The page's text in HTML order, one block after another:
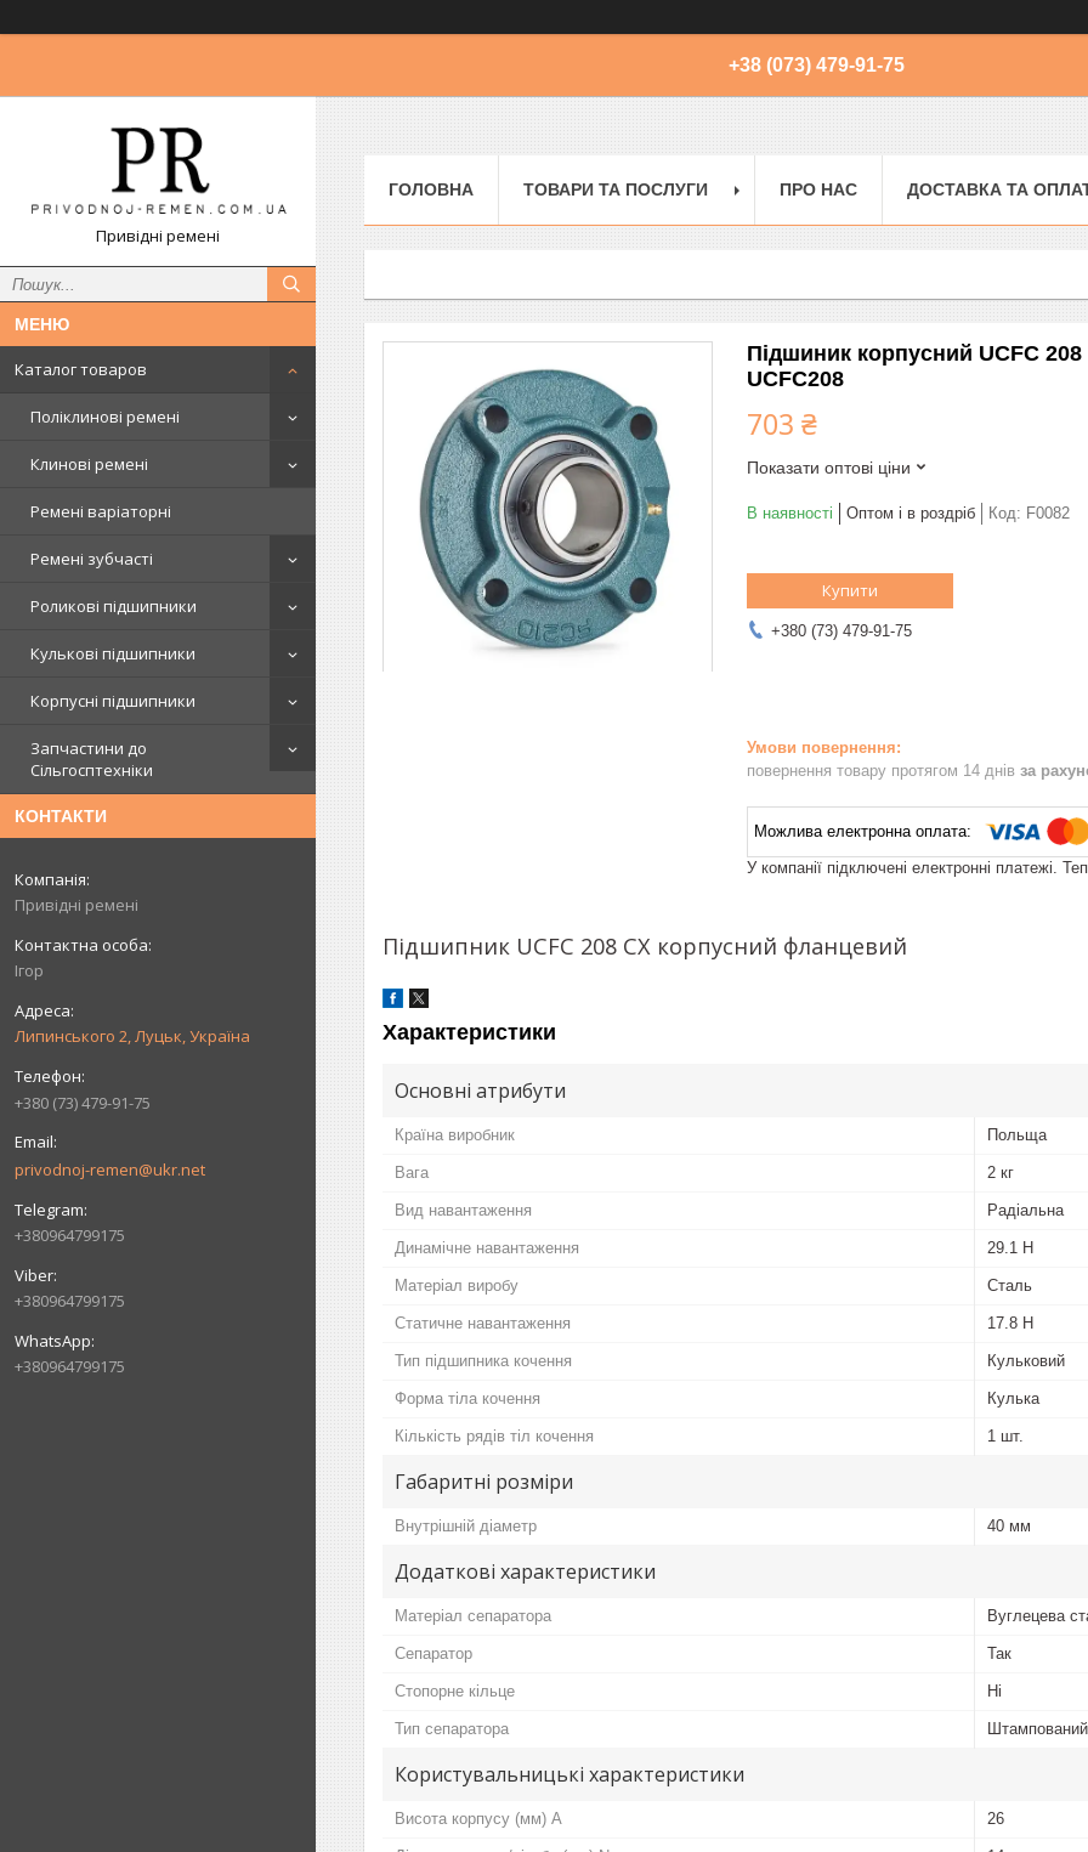
+38 (073) 479-91-75
Привідні ремені
Каталог товаров
Поліклинові ремені
Клинові ремені
Ремені варіаторні
Ремені зубчасті
Роликові підшипники
Кулькові підшипники
Корпусні підшипники
Запчастини до
Сільгосптехніки
КОНТАКТИ
Привідні ремені
Ігор
Липинського 2, Луцьк, Україна
+380 (73) 479-91-75
privodnoj-remen@ukr.net
+380964799175
+380964799175
+380964799175
ГОЛОВНА ТОВАРИ ТА ПОСЛУГИ ПРО НАС ДОСТАВКА ТА
Підшиник корпусний UCFC
UCFC208
703 ₴
Показати оптові ціни
В наявності Оптом і в роздріб Код: F0082
Купити
+380 (73) 479-91-75
повернення товару протягом 14 днів за
У компанії підключені електронні платежі.
Підшипник UCFC 208 СХ корпусний фланцевий
Характеристики
Основні атрибути
Країна виробник Польща
Вага 2 кг
Вид навантаження Радіальна
Динамічне навантаження 29.1 Н
Матеріал виробу Сталь
Статичне навантаження 17.8 Н
Тип підшипника кочення Кульковий
Форма тіла кочення Кулька
Кількість рядів тіл кочення 1 шт.
Габаритні розміри
Внутрішній діаметр 40 мм
Додаткові характеристики
Матеріал сепаратора Вуглецева
Сепаратор Так
Стопорне кільце Ні
Тип сепаратора Штампований
Користувальницькі характеристики
Висота корпусу (мм) A 26